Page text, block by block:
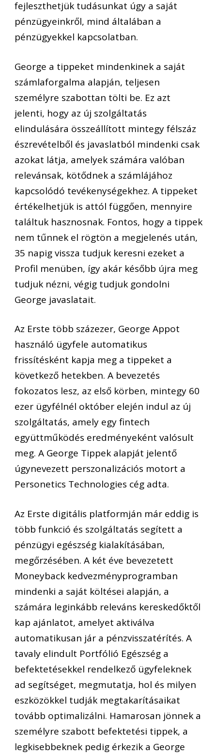
fejleszthetjük tudásunkat úgy a saját
pénzügyeinkről, mind általában a
pénzügyekkel kapcsolatban.
George a tippeket mindenkinek a saját
számlaforgalma alapján, teljesen
személyre szabottan tölti be. Ez azt
jelenti, hogy az új szolgáltatás
elindulására összeállított mintegy félszáz
észrevételből és javaslatból mindenki csak
azokat látja, amelyek számára valóban
relevánsak, kötődnek a számlájához
kapcsolódó tevékenységekhez. A tippeket
értékelhetjük is attól függően, mennyire
találtuk hasznosnak. Fontos, hogy a tippek
nem tűnnek el rögtön a megjelenés után,
35 napig vissza tudjuk keresni ezeket a
Profil menüben, így akár később újra meg
tudjuk nézni, végig tudjuk gondolni
George javaslatait.
Az Erste több százezer, George Appot
használó ügyfele automatikus
frissítésként kapja meg a tippeket a
következő hetekben. A bevezetés
fokozatos lesz, az első körben, mintegy 60
ezer ügyfélnél október elején indul az új
szolgáltatás, amely egy fintech
együttműködés eredményeként valósult
meg. A George Tippek alapját jelentő
úgynevezett perszonalizációs motort a
Personetics Technologies cég adta.
Az Erste digitális platformján már eddig is
több funkció és szolgáltatás segített a
pénzügyi egészség kialakításában,
megőrzésében. A két éve bevezetett
Moneyback kedvezményprogramban
mindenki a saját költései alapján, a
számára leginkább releváns kereskedőktől
kap ajánlatot, amelyet aktiválva
automatikusan jár a pénzvisszatérítés. A
tavaly elindult Portfólió Egészség a
befektetésekkel rendelkező ügyfeleknek
ad segítséget, megmutatja, hol és milyen
eszközökkel tudják megtakarításaikat
tovább optimalizálni. Hamarosan jönnek a
személyre szabott befektetési tippek, a
legkisebbeknek pedig érkezik a George